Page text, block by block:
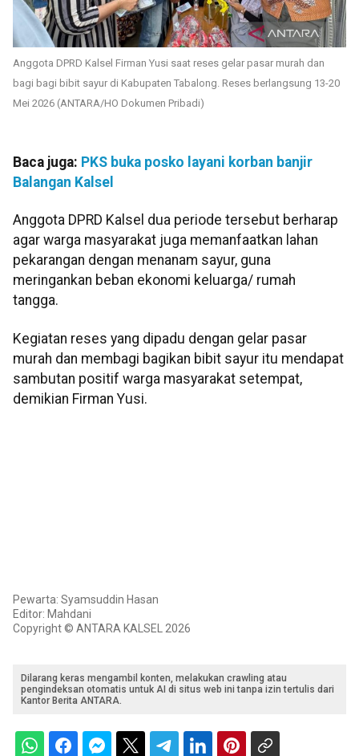
Anggota DPRD Kalsel Firman Yusi saat reses gelar pasar murah dan
bagi bagi bibit sayur di Kabupaten Tabalong. Reses berlangsung 13-20
Mei 2026 (ANTARA/HO Dokumen Pribadi)
Baca juga: PKS buka posko layani korban banjir
Balangan Kalsel
Anggota DPRD Kalsel dua periode tersebut berharap
agar warga masyarakat juga memanfaatkan lahan
pekarangan dengan menanam sayur, guna
meringankan beban ekonomi keluarga/ rumah
tangga.
Kegiatan reses yang dipadu dengan gelar pasar
murah dan membagi bagikan bibit sayur itu mendapat
sambutan positif warga masyarakat setempat,
demikian Firman Yusi.
Pewarta: Syamsuddin Hasan
Editor: Mahdani
Copyright © ANTARA KALSEL 2026
Dilarang keras mengambil konten, melakukan crawling atau
pengindeksan otomatis untuk AI di situs web ini tanpa izin tertulis dari
Kantor Berita ANTARA.